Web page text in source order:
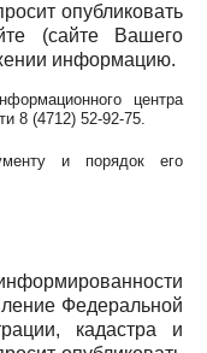
опубликовать
(сайте Вашего
информацию.
центра
8 (4712) 52-92-75.
и порядок его
Федеральной
кадастра и